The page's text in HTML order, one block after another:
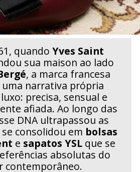
quandoYves Saint
sua maison ao lado
, a marca francesa
narrativa própria
precisa, sensual e
afiada. Ao longo das
DNA ultrapassou as
consolidou em bolsas
e sapatos YSLque se
absolutas do
contemporâneo.